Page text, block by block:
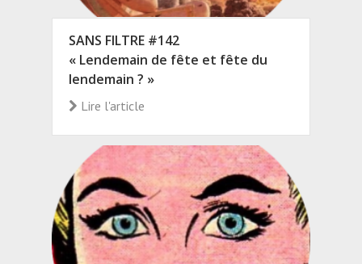
SANS FILTRE #142
« Lendemain de fête et fête du
lendemain ? »
Lire l'article